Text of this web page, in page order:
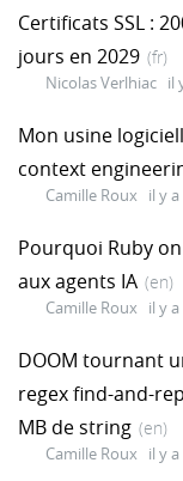
Certificats SSL :
jours en 2029 (fr)
Nicolas Verlhiac il
Mon usine
context
Camille Roux il y
Pourquoi Ruby
aux agents IA (en)
Camille Roux il y
DOOM tournant
regex find-and-
MB de string (en)
Camille Roux il y